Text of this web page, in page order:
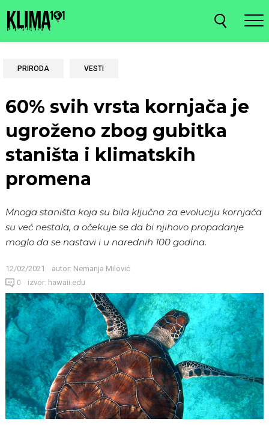
PRIRODA VESTI
60% svih vrsta kornjača je
ugroženo zbog gubitka
staništa i klimatskih
promena
Mnoga staništa koja su bila ključna za evoluciju kornjača
su već nestala, a očekuje se da bi njihovo propadanje
moglo da se nastavi i u narednih 100 godina.
12/02/2021 autor: Nemanja Milović
0 izvor: hawaii.edu